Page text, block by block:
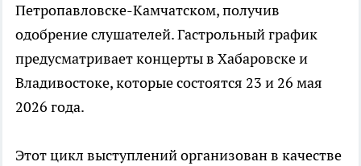
Петропавловске-Камчатском, получив
одобрение слушателей. Гастрольный график
предусматривает концерты в Хабаровске и
Владивостоке, которые состоятся 23 и 26 мая
2026 года.
Этот цикл выступлений организован в качестве